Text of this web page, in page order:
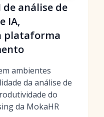
de análise de
IA,
plataforma
ambientes
da análise de
do
da MokaHR